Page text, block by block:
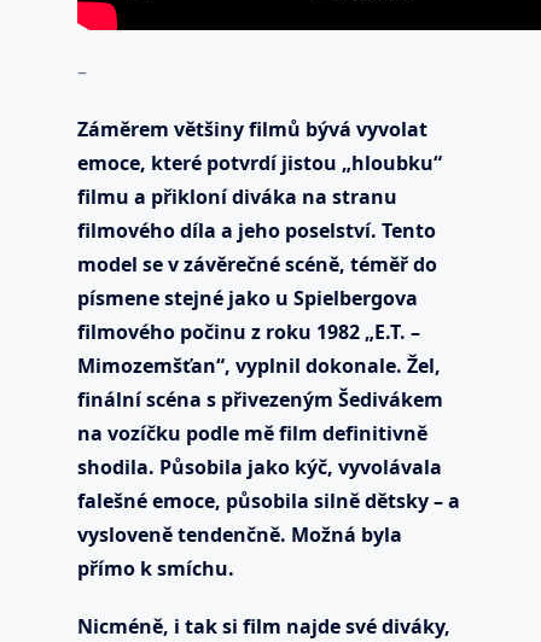
–
Záměrem většiny filmů bývá vyvolat
emoce, které potvrdí jistou „hloubku“
filmu a přikloní diváka na stranu
filmového díla a jeho poselství. Tento
model se v závěrečné scéně, téměř do
písmene stejné jako u Spielbergova
filmového počinu z roku 1982 „E.T. –
Mimozemšťan“, vyplnil dokonale. Žel,
finální scéna s přivezeným Šedivákem
na vozíčku podle mě film definitivně
shodila. Působila jako kýč, vyvolávala
falešné emoce, působila silně dětsky – a
vysloveně tendenčně. Možná byla
přímo k smíchu.
Nicméně, i tak si film najde své diváky,